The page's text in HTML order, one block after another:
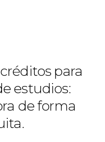
para
estudios:
de forma